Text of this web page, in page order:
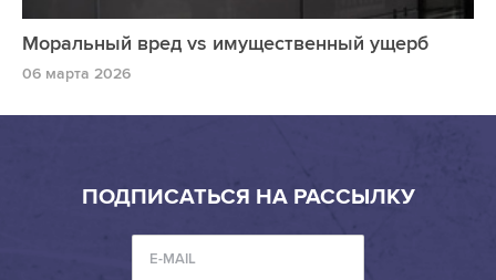
Моральный вред vs имущественный ущерб
06 марта 2026
ПОДПИСАТЬСЯ НА РАССЫЛКУ